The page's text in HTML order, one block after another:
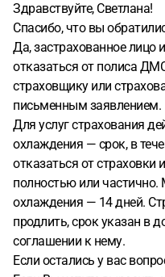
Здравствуйте, Светлана!
Спасибо, что вы
Да, застрахованное
отказаться от полиса
страховщику или
письменным заявлением.
Для услуг страхования
охлаждения — срок, в
отказаться от страховки
полностью или
охлаждения — 14 дней.
продлить, срок указан в
соглашении к нему.
Если остались у вас